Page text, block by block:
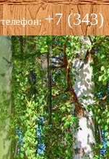
телефон:+7 (343)